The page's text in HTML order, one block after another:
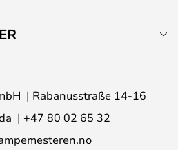
Rabanusstraße 14-16
+47 80 02 65 32